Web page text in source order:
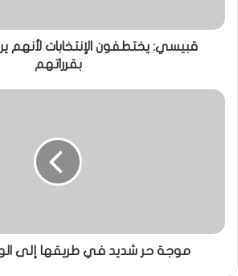
قبيسي: يختطفون الإنتخابات لأنهم
بقرراتهم
موجة حر شديد في طريقها إلى